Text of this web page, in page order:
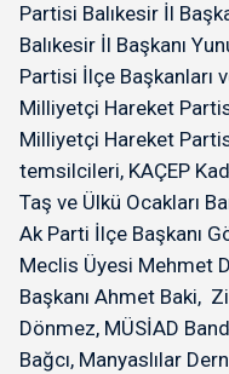
Partisi Balıkesir İl
Balıkesir İl Başkanı
Partisi İlçe Başkanları
Milliyetçi Hareket
Milliyetçi Hareket
temsilcileri, KAÇEP
Taş ve Ülkü Ocakları
Ak Parti İlçe Başkanı
Meclis Üyesi Mehmet
Başkanı Ahmet Baki,
Dönmez, MÜSİAD
Bağcı, Manyaslılar